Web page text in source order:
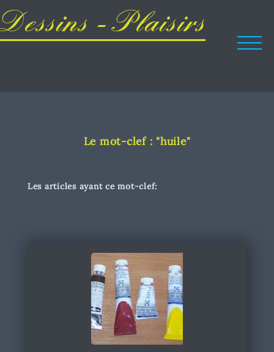
Dessins - Plaisirs
Le mot-clef : "huile"
Les articles ayant ce mot-clef: